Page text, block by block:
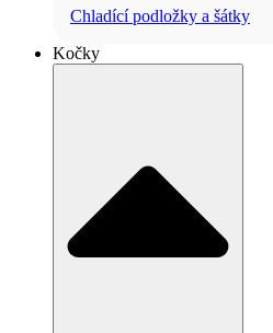
Chladící podložky a šátky
Kočky